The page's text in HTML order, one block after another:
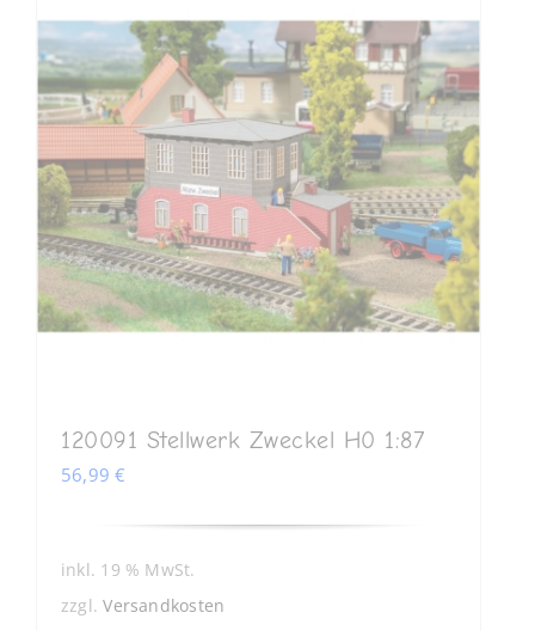
120091 Stellwerk Zweckel H0 1:87
56,99€
inkl. 19 % MwSt.
zzgl.Versandkosten